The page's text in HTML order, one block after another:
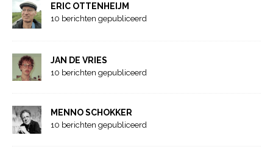
ERIC OTTENHEIJM
10 berichten gepubliceerd
JAN DE VRIES
10 berichten gepubliceerd
MENNO SCHOKKER
10 berichten gepubliceerd